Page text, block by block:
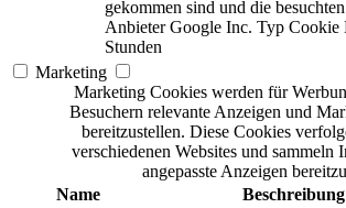
gekommen sind und die
Anbieter Google Inc. Typ Cookie
Stunden
Marketing
Marketing Cookies werden für
Besuchern relevante Anzeigen und
bereitzustellen. Diese Cookies
verschiedenen Websites und sammeln
angepasste Anzeigen
Name
Beschreibung